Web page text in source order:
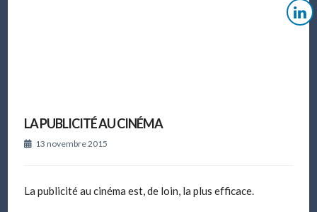
LA PUBLICITÉ AU CINÉMA
13 novembre 2015
La publicité au cinéma est, de loin, la plus efficace.